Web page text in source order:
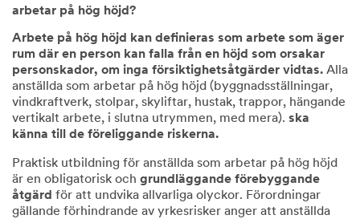
arbetar på hög höjd?
Arbete på hög höjd kan definieras som arbete som äger
rum där en person kan falla från en höjd som orsakar
personskador, om inga försiktighetsåtgärder vidtas. Alla
anställda som arbetar på hög höjd (byggnadsställningar,
vindkraftverk, stolpar, skyliftar, hustak, trappor, hängande
vertikalt arbete, i slutna utrymmen, med mera). ska
känna till de föreliggande riskerna.
Praktisk utbildning för anställda som arbetar på hög höjd
är en obligatorisk och grundläggande förebyggande
åtgärd för att undvika allvarliga olyckor. Förordningar
gällande förhindrande av yrkesrisker anger att anställda